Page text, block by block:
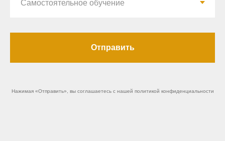
Отправить
Нажимая «Отправить», вы соглашаетесь с нашей политикой конфиденциальности